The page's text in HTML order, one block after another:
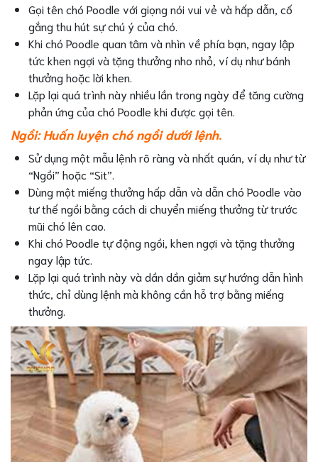
Gọi tên chó Poodle với giọng nói vui vẻ và hấp dẫn, cố
gắng thu hút sự chú ý của chó.
Khi chó Poodle quan tâm và nhìn về phía bạn, ngay lập
tức khen ngợi và tặng thưởng nho nhỏ, ví dụ như bánh
thưởng hoặc lời khen.
Lặp lại quá trình này nhiều lần trong ngày để tăng cường
phản ứng của chó Poodle khi được gọi tên.
Ngồi: Huấn luyện chó ngồi dưới lệnh.
Sử dụng một mẫu lệnh rõ ràng và nhất quán, ví dụ như từ
“Ngồi” hoặc “Sit”.
Dùng một miếng thưởng hấp dẫn và dẫn chó Poodle vào
tư thế ngồi bằng cách di chuyển miếng thưởng từ trước
mũi chó lên cao.
Khi chó Poodle tự động ngồi, khen ngợi và tặng thưởng
ngay lập tức.
Lặp lại quá trình này và dần dần giảm sự hướng dẫn hình
thức, chỉ dùng lệnh mà không cần hỗ trợ bằng miếng
thưởng.